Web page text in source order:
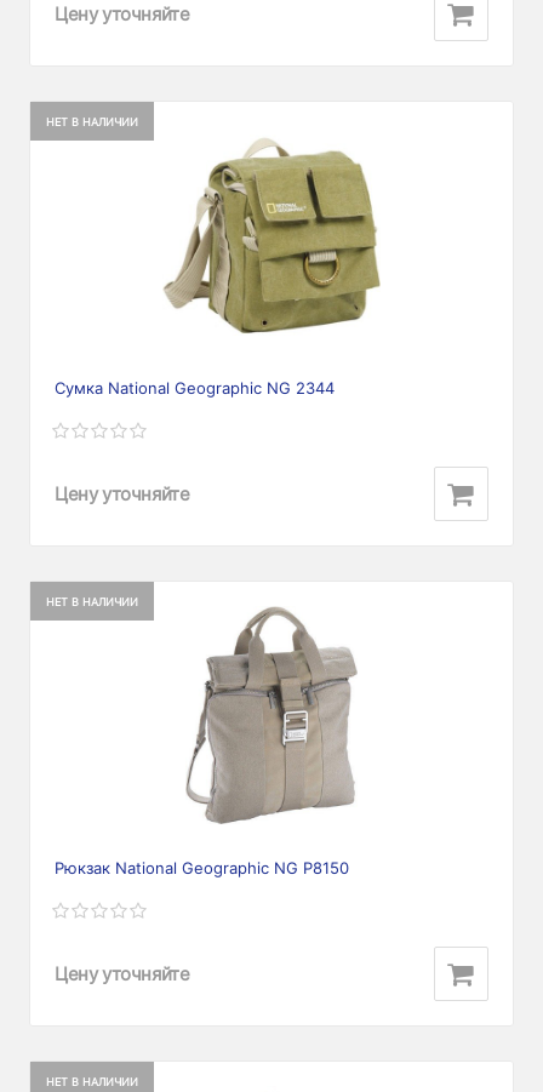
Цену уточняйте
НЕТ В НАЛИЧИИ
Сумка National Geographic NG 2344
Цену уточняйте
НЕТ В НАЛИЧИИ
Рюкзак National Geographic NG P8150
Цену уточняйте
НЕТ В НАЛИЧИИ